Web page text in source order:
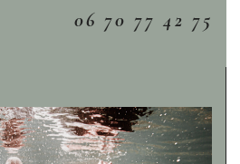
06 70 77 42 75